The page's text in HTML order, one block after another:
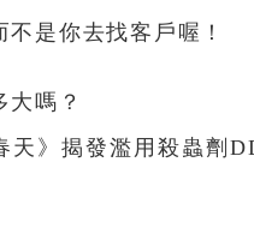
是你去找客戶喔！
嗎？
天》揭發濫用殺蟲劑